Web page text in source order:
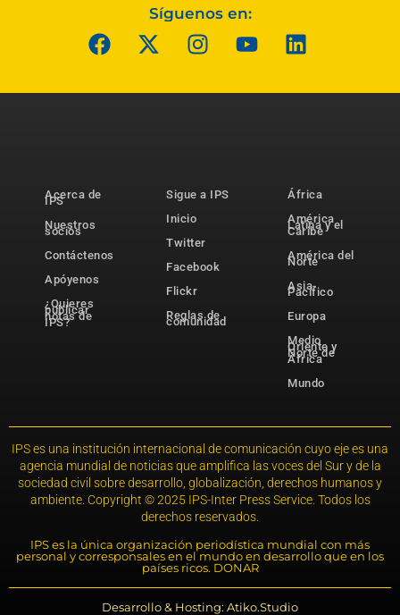
Síguenos en:
Acerca de
IPS
Nuestros
socios
Contáctenos
Apóyenos
¿Quieres
publicar
notas de
IPS?
Sigue a IPS
Inicio
Twitter
Facebook
Flickr
Reglas de
comunidad
África
América
Latina y el
Caribe
América del
Norte
Asia-
Pacífico
Europa
Medio
Oriente y
Norte de
África
Mundo
IPS es una institución internacional de comunicación cuyo eje es una
agencia mundial de noticias que amplifica las voces del Sur y de la
sociedad civil sobre desarrollo, globalización, derechos humanos y
ambiente. Copyright © 2025 IPS-Inter Press Service. Todos los
derechos reservados.
IPS es la única organización periodística mundial con más
personal y corresponsales en el mundo en desarrollo que en los
países ricos. DONAR
Desarrollo & Hosting: Atiko.Studio